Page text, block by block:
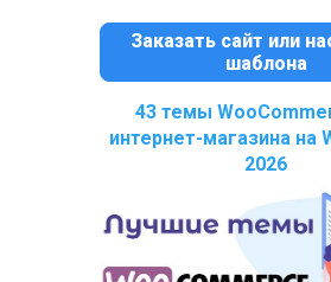
Заказать сайт или
шаблона
43 темы
интернет-магазина на
2026